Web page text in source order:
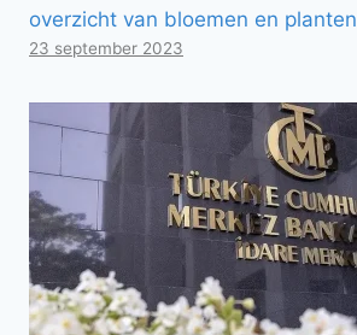
overzicht van bloemen en planten
23 september 2023